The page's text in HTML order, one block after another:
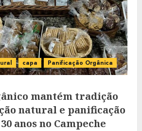
capa Panificação Orgânica
mantém tradição
natural e panificação
anos no Campeche